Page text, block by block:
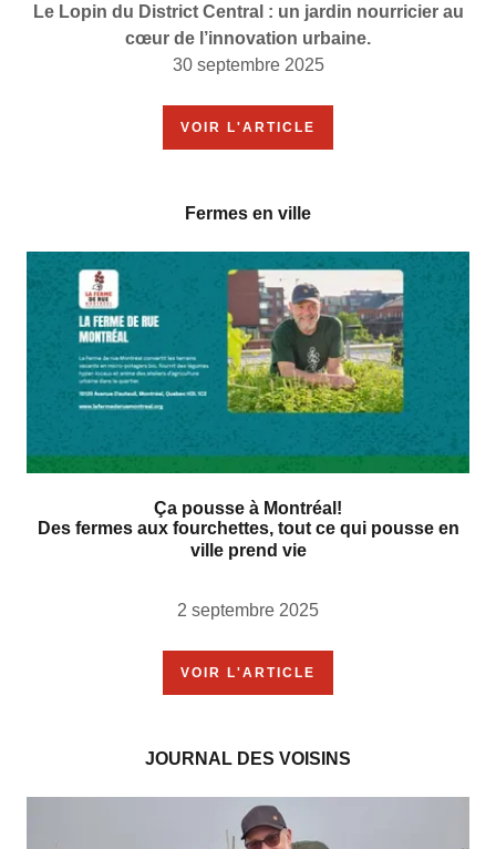
Le Lopin du District Central : un jardin nourricier au
cœur de l’innovation urbaine.
30 septembre 2025
VOIR L'ARTICLE
Fermes en ville
Ça pousse à Montréal!
Des fermes aux fourchettes, tout ce qui pousse en
ville prend vie
2 septembre 2025
VOIR L'ARTICLE
JOURNAL DES VOISINS